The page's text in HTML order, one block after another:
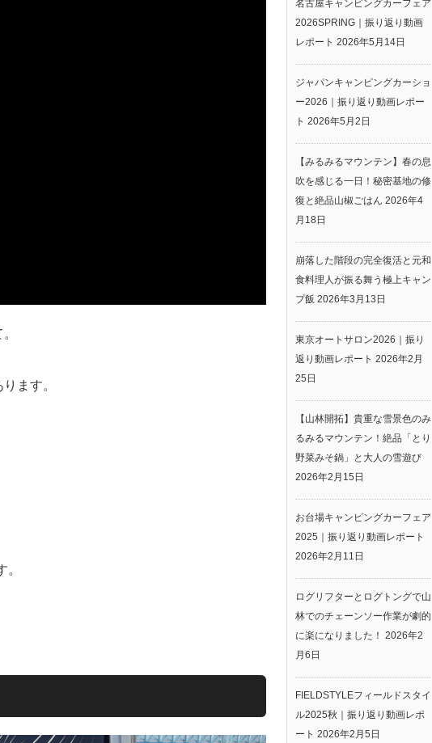
ます。
名古屋キャンピングカーフェア
2026SPRING｜振り返り動画
レポート 2026年5月14日
ジャパンキャンピングカーショ
ー2026｜振り返り動画レポー
ト 2026年5月2日
【みるみるマウンテン】春の息
吹を感じる一日！秘密基地の修
復と絶品山椒ごはん 2026年4
月18日
崩落した階段の完全復活と元和
食料理人が振る舞う極上キャン
プ飯 2026年3月13日
東京オートサロン2026｜振り
返り動画レポート 2026年2月
25日
【山林開拓】貴重な雪景色のみ
るみるマウンテン！絶品「とり
野菜みそ鍋」と大人の雪遊び
2026年2月15日
お台場キャンピングカーフェア
2025｜振り返り動画レポート
2026年2月11日
ログリフターとログトングで山
林でのチェーンソー作業が劇的
に楽になりました！ 2026年2
月6日
FIELDSTYLEフィールドスタイ
ル2025秋｜振り返り動画レポ
ート 2026年2月5日